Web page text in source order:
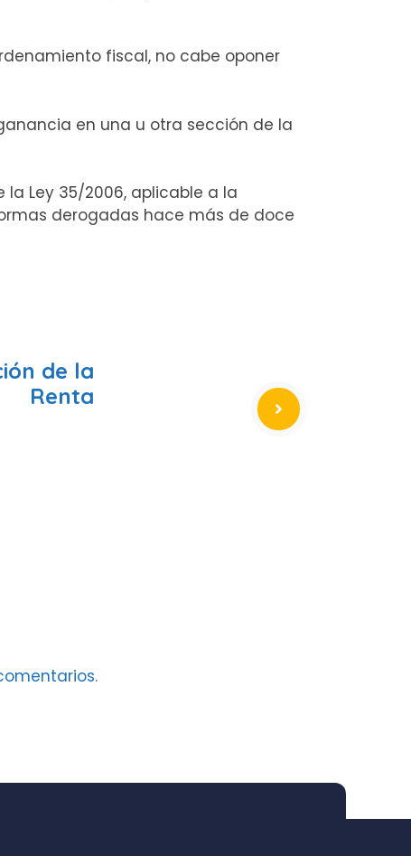
fiscal, no cabe oponer
en una u otra sección de la
Ley 35/2006, aplicable a la
derogadas hace más de doce
de la
Renta